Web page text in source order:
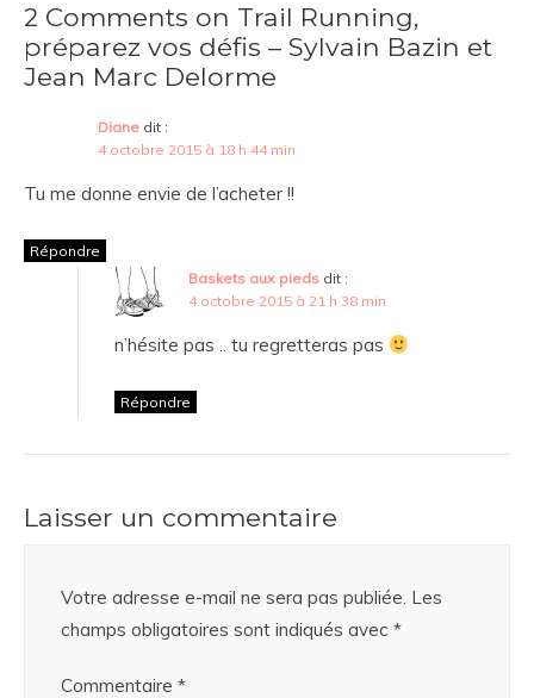
2 Comments on Trail Running,
préparez vos défis – Sylvain Bazin et
Jean Marc Delorme
Diane dit :
4 octobre 2015 à 18 h 44 min
Tu me donne envie de l’acheter !!
Répondre
Baskets aux pieds dit :
4 octobre 2015 à 21 h 38 min
n’hésite pas .. tu regretteras pas
Répondre
Laisser un commentaire
Votre adresse e-mail ne sera pas publiée. Les
champs obligatoires sont indiqués avec *
Commentaire *